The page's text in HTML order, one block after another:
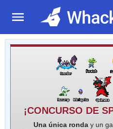
¡CONCURSO DE
Una única ronday un